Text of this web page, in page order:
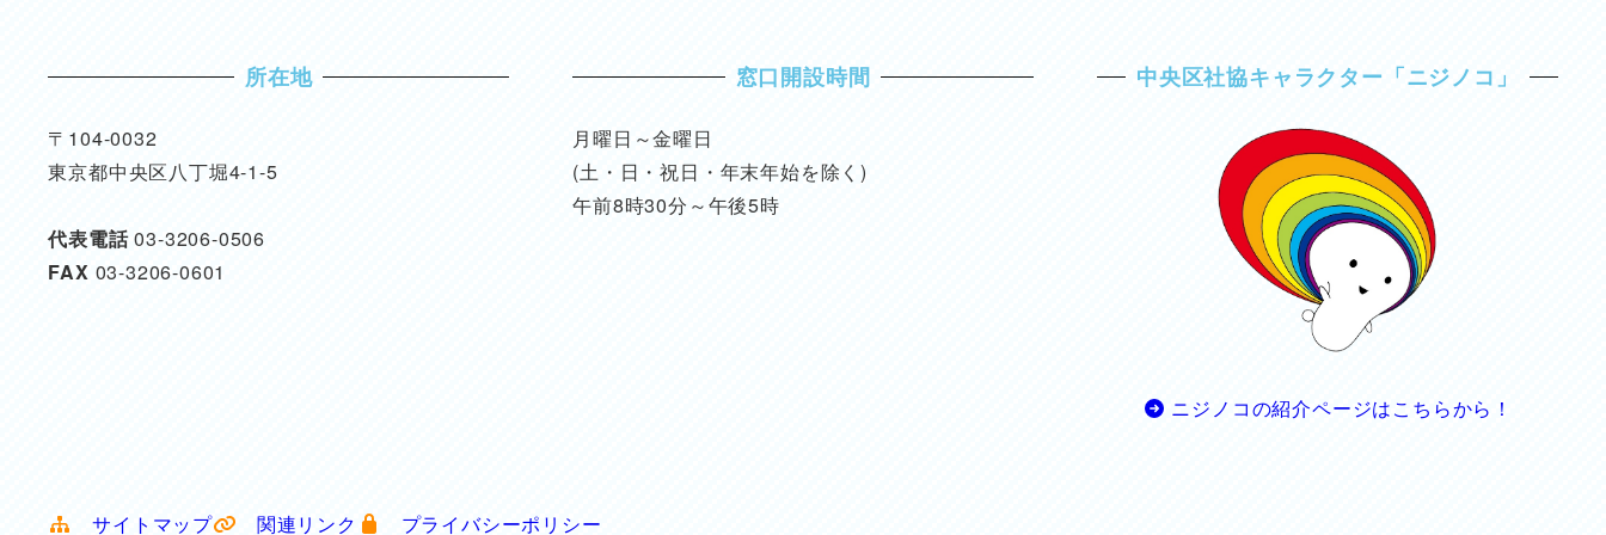
所在地
〒104-0032
東京都中央区八丁堀4-1-5
代表電話03-3206-0506
FAX 03-3206-0601
窓口開設時間
月曜日～金曜日
(土・日・祝日・年末年始を除く)
午前8時30分～午後5時
中央区社協キャラクター「ニジノコ」
ニジノコの紹介ページはこちらから！
サイトマップ 関連リンク プライバシーポリシー